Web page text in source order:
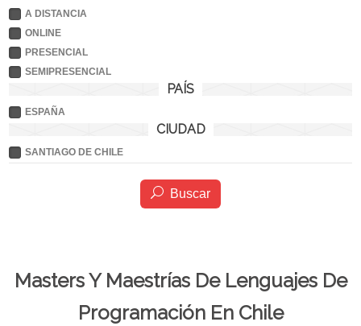
A DISTANCIA
ONLINE
PRESENCIAL
SEMIPRESENCIAL
PAÍS
ESPAÑA
CIUDAD
SANTIAGO DE CHILE
Buscar
Masters Y Maestrías De Lenguajes De
Programación En Chile